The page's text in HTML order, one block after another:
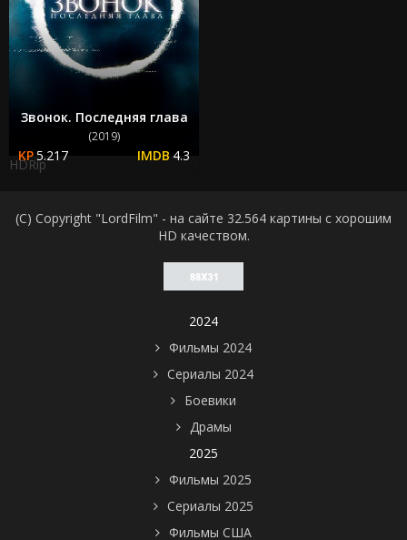
Звонок. Последняя глава
(2019)
5.217 4.3
HDRip
(C) Copyright "LordFilm" - на сайте 32.564 картины с хорошим
HD качеством.
2024
Фильмы 2024
Сериалы 2024
Боевики
Драмы
2025
Фильмы 2025
Сериалы 2025
Фильмы США